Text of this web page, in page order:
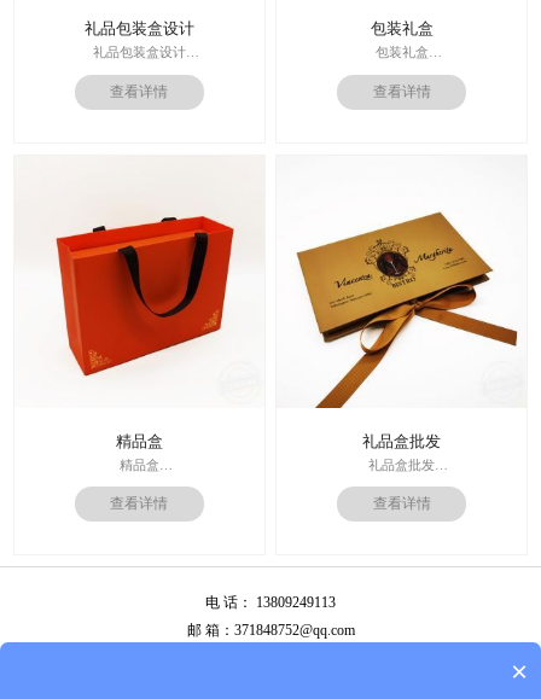
礼品包装盒设计
礼品包装盒设计
印刷技术：专色印刷/四色印刷
内材料：特种纸
运输：全球发货，售后无忧
查看详情
包装礼盒
包装礼盒
印刷技术： 专色印刷
面纸：特种纸
内材料：1500克灰板
周期：签订合同确认样板后7-15个工
查看详情
精品盒
精品盒
印刷技术： 专色印刷
面纸：特种纸
内材料：1500克灰板
其他辅料：EVA+绒布内托；绸带
周期：签订合同确认样板后7-15个工
查看详情
礼品盒批发
礼品盒批发
印刷技术： 专色印刷
面纸：特种纸
内材料：1500克灰板
价格：根据材质及工艺、数量报
周期：签订合同确认样板后7-15个工
查看详情
电 话： 13809249113
邮 箱：371848752@qq.com
×